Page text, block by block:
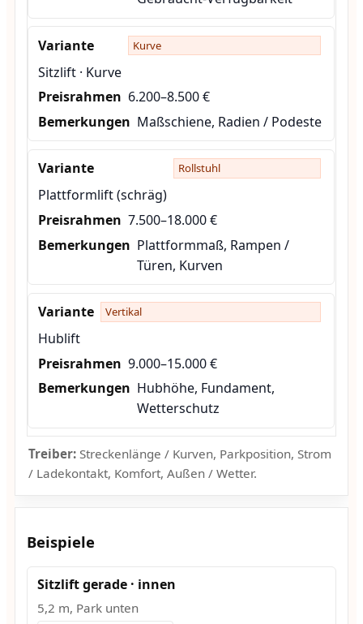
Kurve
Sitzlift · Kurve
6.200–8.500 €
Maßschiene, Radien / Podeste
Rollstuhl
Plattformlift (schräg)
7.500–18.000 €
Plattformmaß, Rampen /
Türen, Kurven
Vertikal
Hublift
9.000–15.000 €
Hubhöhe, Fundament,
Wetterschutz
Treiber:Streckenlänge / Kurven, Parkposition, Strom
/ Ladekontakt, Komfort, Außen / Wetter.
Beispiele
Sitzlift gerade · innen
5,2 m, Park unten